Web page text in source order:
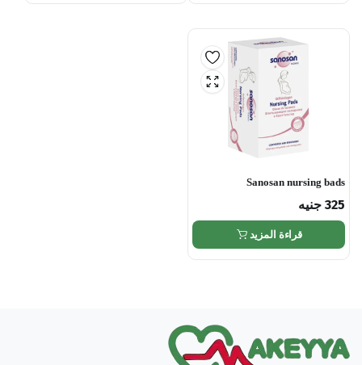
Sanosan nursing bads
325 جنيه
قراءة المزيد